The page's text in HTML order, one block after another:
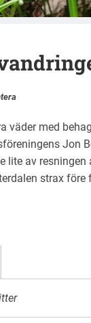
väder med
Jon
lite av
strax